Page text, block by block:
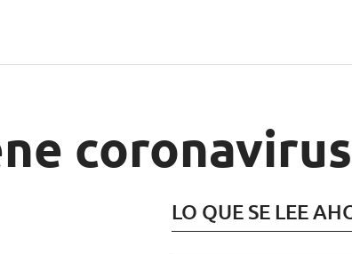
coronavirus
LO QUE SE LEE